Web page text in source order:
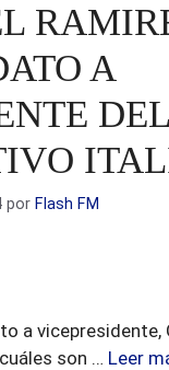
A
por Flash FM
a vicepresidente,
son … Leer